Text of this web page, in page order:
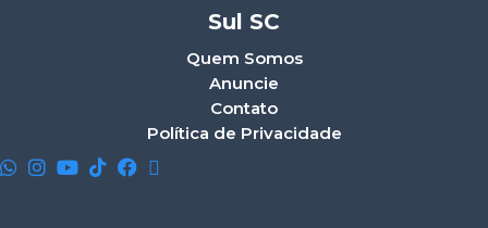
Sul SC
Quem Somos
Anuncie
Contato
Política de Privacidade